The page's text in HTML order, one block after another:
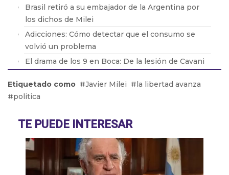
Brasil retiró a su embajador de la Argentina por
los dichos de Milei
Adicciones: Cómo detectar que el consumo se
volvió un problema
El drama de los 9 en Boca: De la lesión de Cavani
ALSONFÍN: "La RUPTURA del MERCOSUR traería
CONSECUENCIAS muy NEGATIVAS para la
RIESTRA PASÓ por ARRIBA a BOCA, le FALTÓ de
TODO al XENEIZE
Etiquetado como Javier Milei
la libertad avanza
politica
TE PUEDE INTERESAR